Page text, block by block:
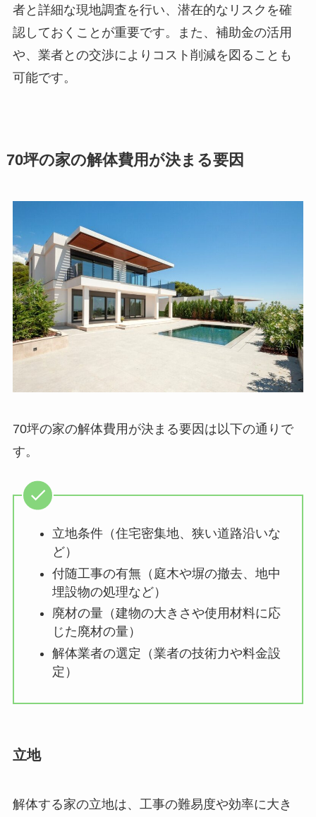
者と詳細な現地調査を行い、潜在的なリスクを確
認しておくことが重要です。また、補助金の活用
や、業者との交渉によりコスト削減を図ることも
可能です。
70坪の家の解体費用が決まる要因
70坪の家の解体費用が決まる要因は以下の通りで
す。
立地条件（住宅密集地、狭い道路沿いな
ど）
付随工事の有無（庭木や塀の撤去、地中
埋設物の処理など）
廃材の量（建物の大きさや使用材料に応
じた廃材の量）
解体業者の選定（業者の技術力や料金設
定）
立地
解体する家の立地は、工事の難易度や効率に大き